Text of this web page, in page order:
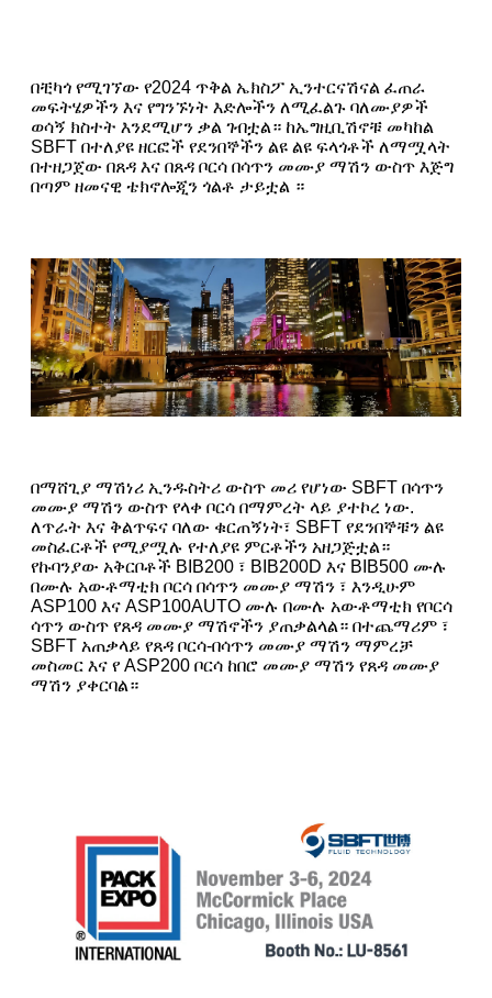
በቺካጎ የሚገኘው የ2024 ጥቅል ኤክስፖ ኢንተርናሽናል ፈጠራ
መፍትሄዎችን እና የግንኙነት እድሎችን ለሚፈልጉ ባለሙያዎች
ወሳኝ ክስተት እንደሚሆን ቃል ገብቷል። ከኤግዚቢሽኖቹ መካከል
SBFT በተለያዩ ዘርፎች የደንበኞችን ልዩ ልዩ ፍላጎቶች ለማሟላት
በተዘጋጀው በጸዳ እና በጸዳ ቦርሳ በሳጥን መሙያ ማሽን ውስጥ እጅግ
በጣም ዘመናዊ ቴክኖሎጂን ጎልቶ ታይቷል ።
በማሸጊያ ማሽነሪ ኢንዱስትሪ ውስጥ መሪ የሆነው SBFT በሳጥን
መሙያ ማሽን ውስጥ የላቀ ቦርሳ በማምረት ላይ ያተኮረ ነው.
ለጥራት እና ቅልጥፍና ባለው ቁርጠኝነት፣ SBFT የደንበኞቹን ልዩ
መስፈርቶች የሚያሟሉ የተለያዩ ምርቶችን አዘጋጅቷል።
የኩባንያው አቅርቦቶች BIB200 ፣ BIB200D እና BIB500 ሙሉ
በሙሉ አውቶማቲክ ቦርሳ በሳጥን መሙያ ማሽን ፣ እንዲሁም
ASP100 እና ASP100AUTO ሙሉ በሙሉ አውቶማቲክ የቦርሳ
ሳጥን ውስጥ የጸዳ መሙያ ማሽኖችን ያጠቃልላል። በተጨማሪም ፣
SBFT አጠቃላይ የጸዳ ቦርሳ-በሳጥን መሙያ ማሽን ማምረቻ
መስመር እና የ ASP200 ቦርሳ ከበሮ መሙያ ማሽን የጸዳ መሙያ
ማሽን ያቀርባል።